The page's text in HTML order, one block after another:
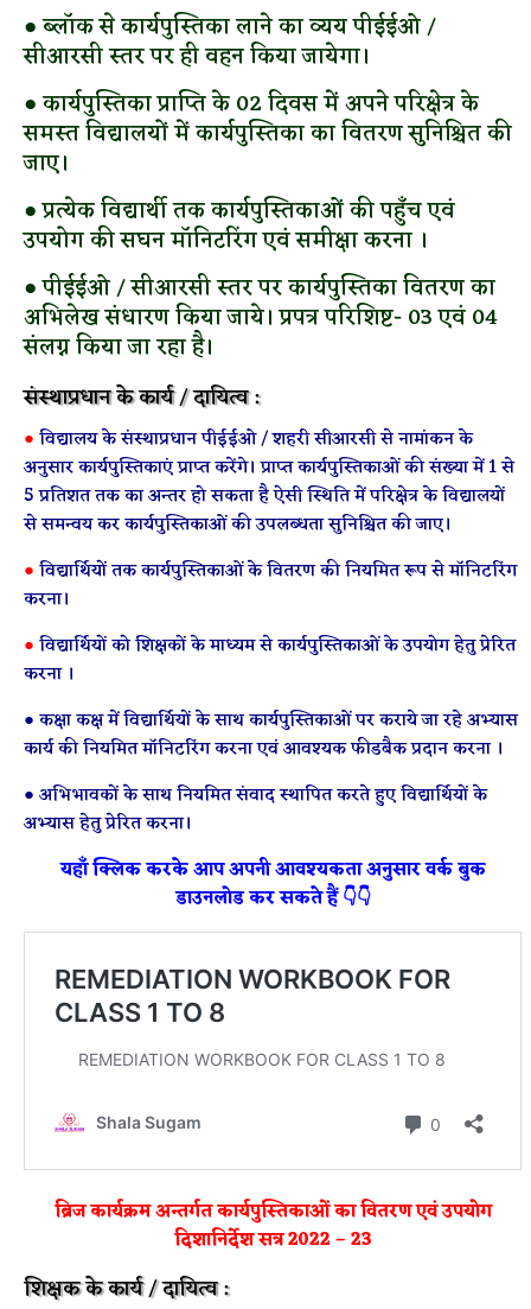
● ब्लॉक से कार्यपुस्तिका लाने का व्यय पीईईओ /
सीआरसी स्तर पर ही वहन किया जायेगा।
● कार्यपुस्तिका प्राप्ति के 02 दिवस में अपने परिक्षेत्र के
समस्त विद्यालयों में कार्यपुस्तिका का वितरण सुनिश्चित की
जाए।
● प्रत्येक विद्यार्थी तक कार्यपुस्तिकाओं की पहुँच एवं
उपयोग की सघन मॉनिटरिंग एवं समीक्षा करना ।
● पीईईओ / सीआरसी स्तर पर कार्यपुस्तिका वितरण का
अभिलेख संधारण किया जाये। प्रपत्र परिशिष्ट- 03 एवं 04
संलग्न किया जा रहा है।
संस्थाप्रधान के कार्य / दायित्व :
●विद्यालय के संस्थाप्रधान पीईईओ / शहरी सीआरसी से नामांकन के
अनुसार कार्यपुस्तिकाएं प्राप्त करेंगे। प्राप्त कार्यपुस्तिकाओं की संख्या में 1 से
5 प्रतिशत तक का अन्तर हो सकता है ऐसी स्थिति में परिक्षेत्र के विद्यालयों
से समन्वय कर कार्यपुस्तिकाओं की उपलब्धता सुनिश्चित की जाए।
●विद्यार्थियों तक कार्यपुस्तिकाओं के वितरण की नियमित रूप से मॉनिटरिंग
करना।
●विद्यार्थियों को शिक्षकों के माध्यम से कार्यपुस्तिकाओं के उपयोग हेतु प्रेरित
करना ।
● कक्षा कक्ष में विद्यार्थियों के साथ कार्यपुस्तिकाओं पर कराये जा रहे अभ्यास
कार्य की नियमित मॉनिटरिंग करना एवं आवश्यक फीडबैक प्रदान करना ।
● अभिभावकों के साथ नियमित संवाद स्थापित करते हुए विद्यार्थियों के
अभ्यास हेतु प्रेरित करना।
यहाँ क्लिक करके आप अपनी आवश्यकता अनुसार वर्क बुक
डाउनलोड कर सकते हैं 👇👇
ब्रिज कार्यक्रम अन्तर्गत कार्यपुस्तिकाओं का वितरण एवं उपयोग
दिशानिर्देश सत्र 2022 – 23
शिक्षक के कार्य / दायित्व :